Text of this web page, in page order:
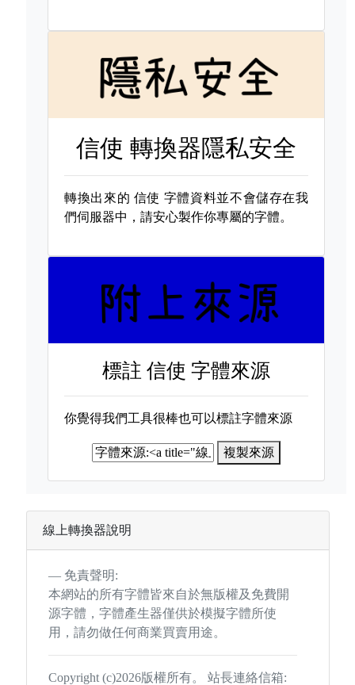
信使 轉換器隱私安全
轉換出來的 信使 字體資料並不會儲存在我
們伺服器中，請安心製作你專屬的字體。
標註信使 字體來源
你覺得我們工具很棒也可以標註字體來源
複製來源
線上轉換器說明
免責聲明:
本網站的所有字體皆來自於無版權及免費開
源字體，字體產生器僅供於模擬字體所使
用，請勿做任何商業買賣用途。
Copyright (c)2026版權所有。 站長連絡信箱: